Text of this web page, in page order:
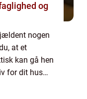
nogen
at et
kan gå hen
for dit hus